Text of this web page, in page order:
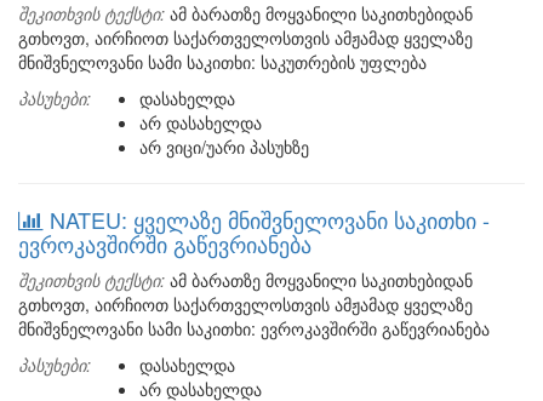
შეკითხვის ტექსტი: ამ ბარათზე მოყვანილი საკითხებიდან
გთხოვთ, აირჩიოთ საქართველოსთვის ამჟამად ყველაზე
მნიშვნელოვანი სამი საკითხი: საკუთრების უფლება
პასუხები:
დასახელდა
არ დასახელდა
არ ვიცი/უარი პასუხზე
NATEU: ყველაზე მნიშვნელოვანი საკითხი -
ევროკავშირში გაწევრიანება
შეკითხვის ტექსტი: ამ ბარათზე მოყვანილი საკითხებიდან
გთხოვთ, აირჩიოთ საქართველოსთვის ამჟამად ყველაზე
მნიშვნელოვანი სამი საკითხი: ევროკავშირში გაწევრიანება
პასუხები:
დასახელდა
არ დასახელდა